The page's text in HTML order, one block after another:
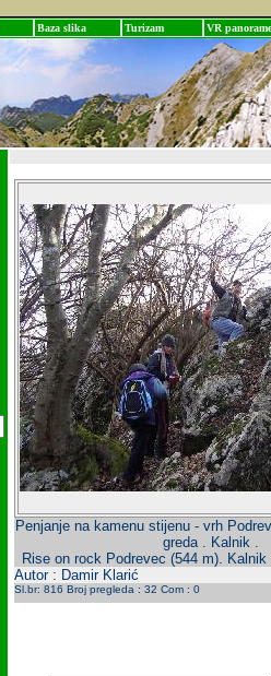
Baza slika Turizam VR panorame
Penjanje na kamenu stijenu - vrh
greda . Kalnik .
Rise on rock Podrevec (544 m).
Autor : Damir Klarić
Sl.br: 816 Broj pregleda : 32 Com : 0